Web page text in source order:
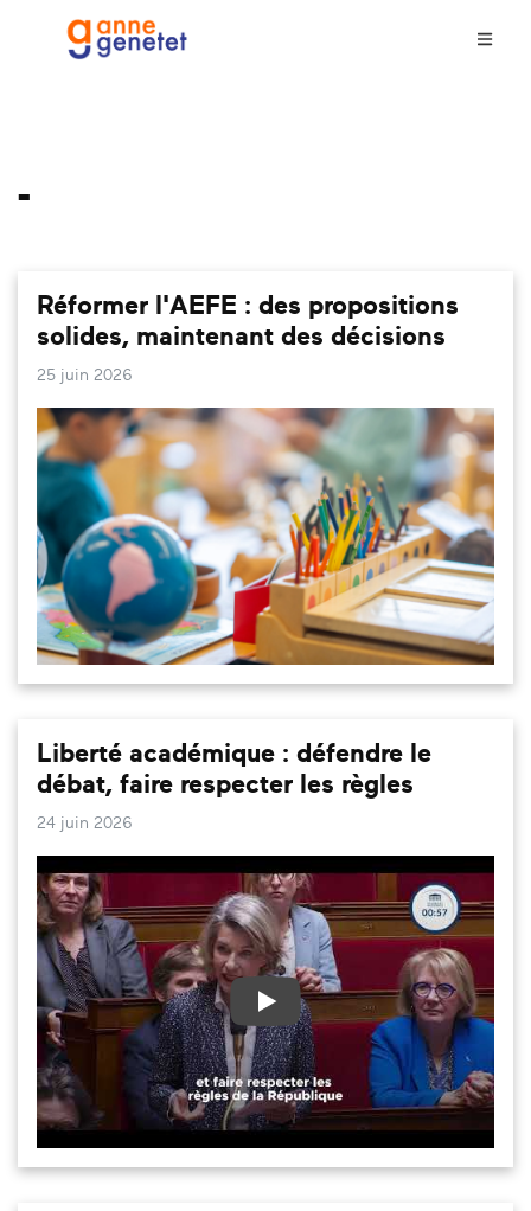
-
Réformer l'AEFE : des propositions
solides, maintenant des décisions
25 juin 2026
Liberté académique : défendre le
débat, faire respecter les règles
24 juin 2026